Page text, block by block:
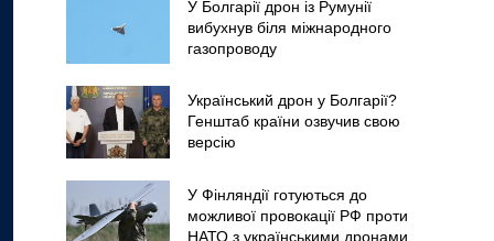
У Болгарії дрон із Румунії
вибухнув біля міжнародного
газопроводу
Український дрон у Болгарії?
Генштаб країни озвучив свою
версію
У Фінляндії готуються до
можливої провокації РФ проти
НАТО з українськими дронами